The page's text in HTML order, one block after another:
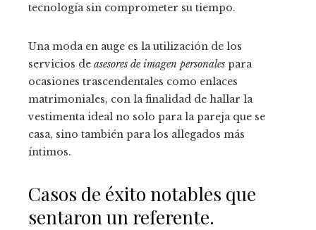
tecnología sin comprometer su tiempo.
Una moda en auge es la utilización de los
servicios de asesores de imagen personales para
ocasiones trascendentales como enlaces
matrimoniales, con la finalidad de hallar la
vestimenta ideal no solo para la pareja que se
casa, sino también para los allegados más
íntimos.
Casos de éxito notables que
sentaron un referente.